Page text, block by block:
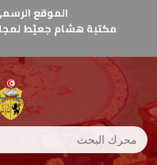
الموقع
مكتبة هشام جعيّط